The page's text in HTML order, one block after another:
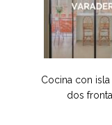
Cocina con
dos